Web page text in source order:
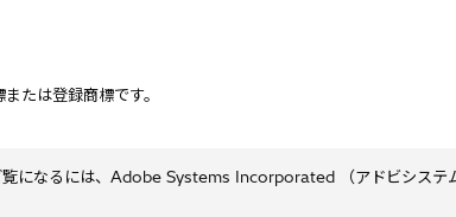
たは登録商標です。
覧になるには、Adobe Systems Incorporated （アドビシステ